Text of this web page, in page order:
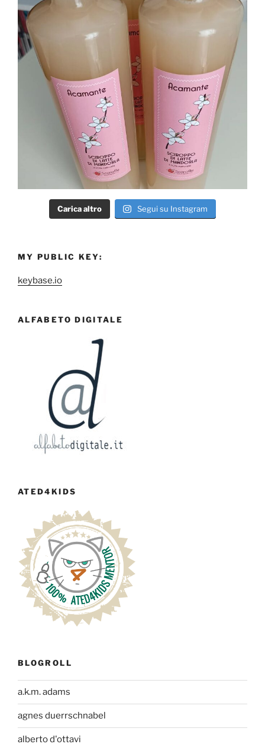
Carica altro Segui su Instagram
MY PUBLIC KEY:
keybase.io
ALFABETO DIGITALE
ATED4KIDS
BLOGROLL
a.k.m. adams
agnes duerrschnabel
alberto d'ottavi